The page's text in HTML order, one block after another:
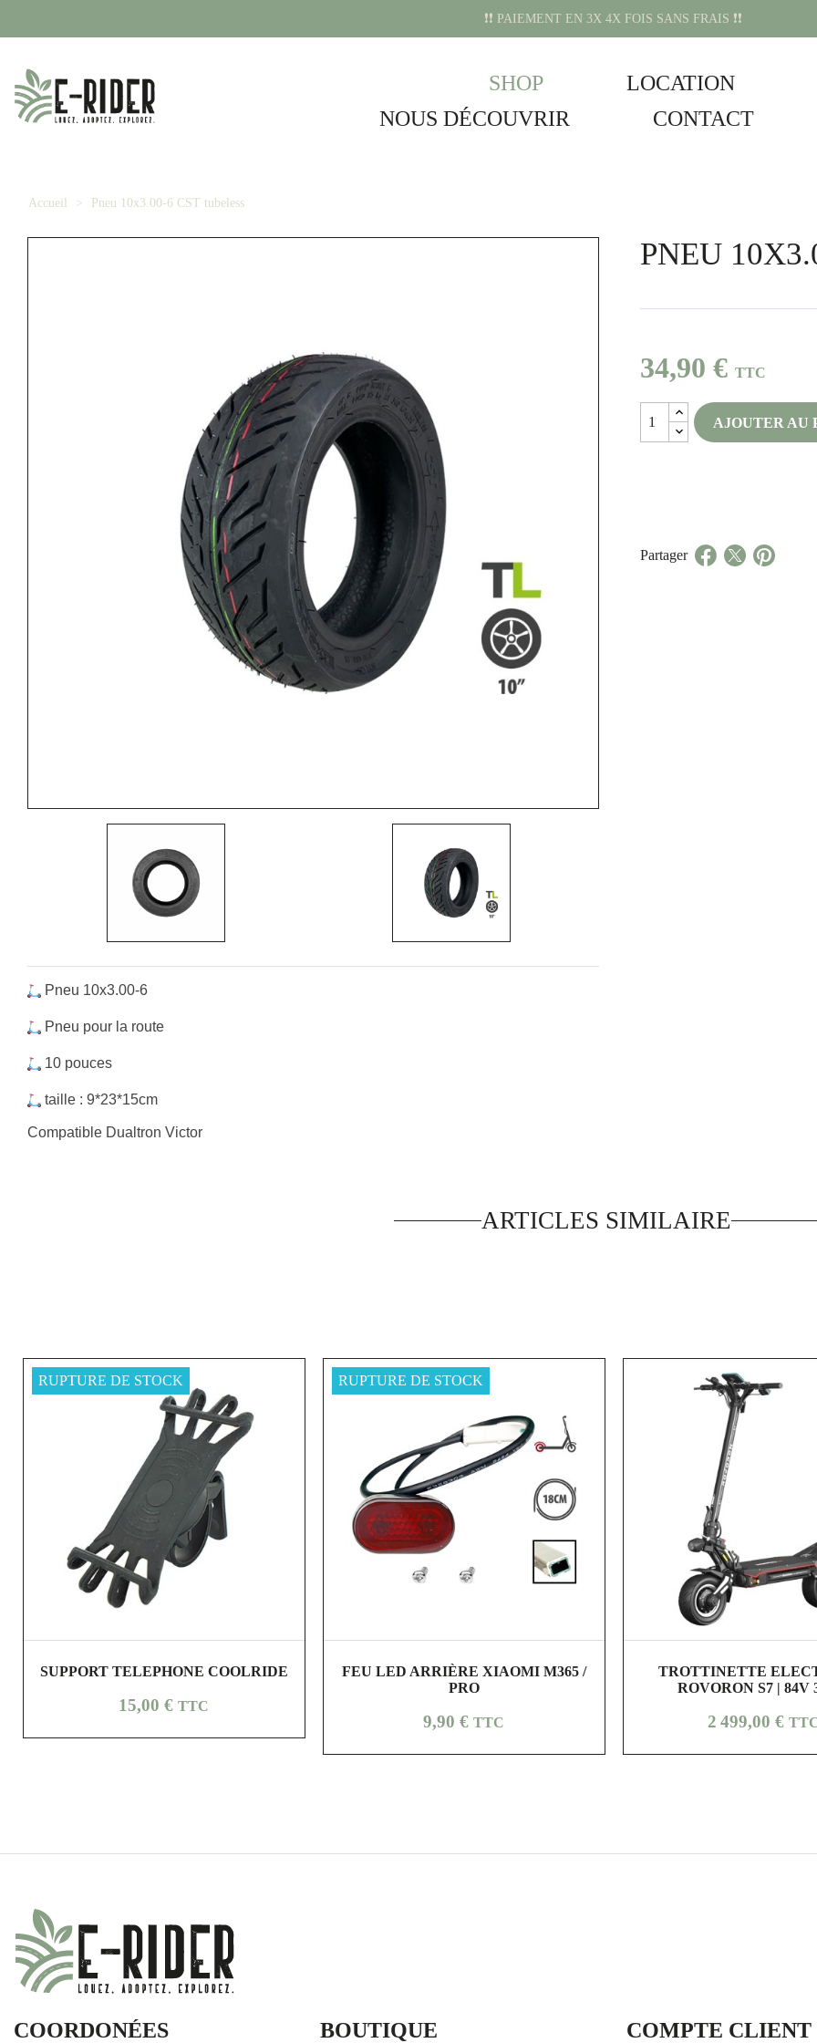
❗️❗️ PAIEMENT EN 3X 4X FOIS SANS FRAIS ❗️❗️
SHOP LOCATION
NOUS DÉCOUVRIR
CONTACT
Accueil Pneu 10x3.00-6 CST tubeless
Pneu 10x3.00-6
Pneu pour la route
10 pouces
taille : 9*23*15cm
Compatible Dualtron Victor
PNEU
34,90 € TTC
AJOUTER AU
Partager
ARTICLES SIMILAIRE
shopping_cart visibility
SUPPORT TELEPHONE COOLRIDE
Prix
15,00 € TTC
RUPTURE DE STOCK
shopping_cart visibility
FEU LED ARRIÈRE XIAOMI M365 /
PRO
Prix
9,90 € TTC
RUPTURE DE STOCK
shopping_cart visibility
TROTTINETTE
ROVORON S7 | 84V
Prix
2 499,00 €
COORDONÉES BOUTIQUE COMPTE CLIENT